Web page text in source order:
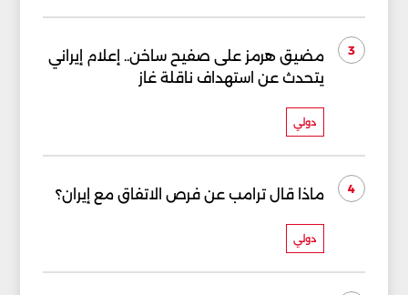
3
مضيق هرمز على صفيح ساخن.. إعلام إيراني
يتحدث عن استهداف ناقلة غاز
دولي
4 ماذا قال ترامب عن فرص الاتفاق مع إيران؟
دولي